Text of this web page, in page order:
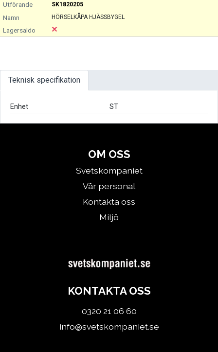
SK1820205
HÖRSELKÅPA HJÄSSBYGEL
Teknisk specifikation
Enhet ST
OM OSS
Svetskompaniet
Vår personal
Kontakta oss
Miljö
KONTAKTA OSS
0320 21 06 60
info@svetskompaniet.se